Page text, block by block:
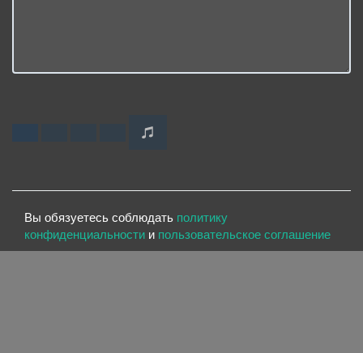
Вы обязуетесь соблюдать политику
конфиденциальности и пользовательское соглашение